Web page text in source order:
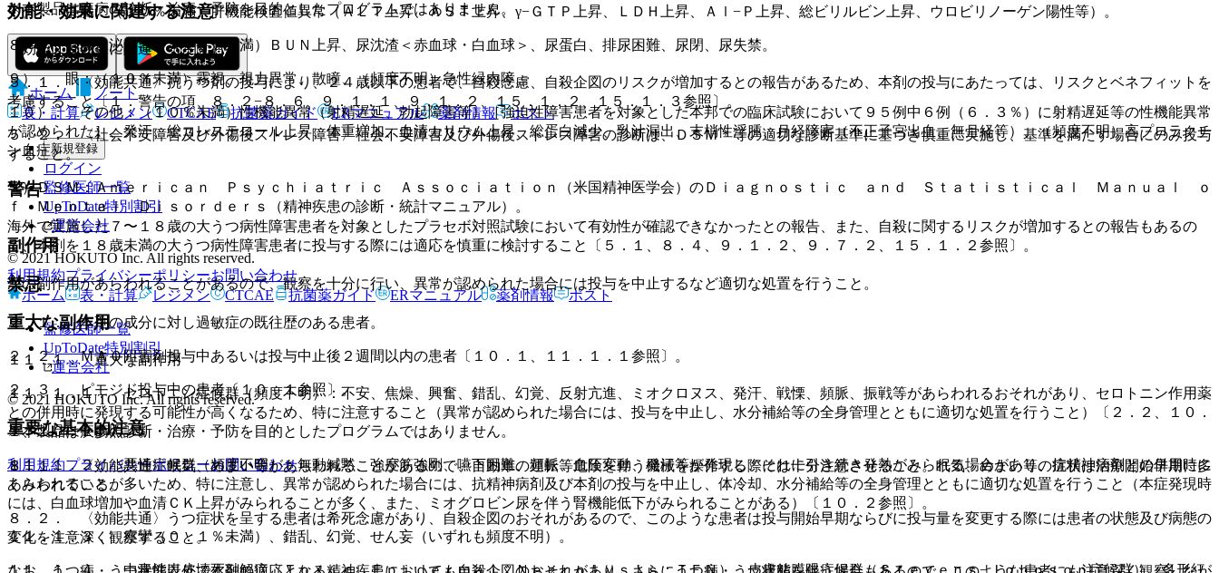
７）． 肝臓：（１０％未満）肝機能検査値異常（ＡＬＴ上昇、ＡＳＴ上昇、γ−ＧＴＰ上昇、ＬＤＨ上昇、Ａｌ−Ｐ上昇、総ビリルビン上昇、ウロビリノーゲン陽性等）。
８）． 腎臓・泌尿器：（１０％未満）ＢＵＮ上昇、尿沈渣＜赤血球・白血球＞、尿蛋白、排尿困難、尿閉、尿失禁。
９）． 眼：（１０％未満）霧視、視力異常、散瞳、（頻度不明）急性緑内障。
１０）． その他：（１０％未満）性機能異常（射精遅延、勃起障害等）［強迫性障害患者を対象とした本邦での臨床試験において９５例中６例（６．３％）に射精遅延等の性機能異常
が認められた］、発汗、総コレステロール上昇、体重増加、血清カリウム上昇、総蛋白減少、乳汁漏出、末梢性浮腫、月経障害（不正子宮出血、無月経等）、（頻度不明）高プロラクチ
ン血症。
警告
海外で実施した７〜１８歳の大うつ病性障害患者を対象としたプラセボ対照試験において有効性が確認できなかったとの報告、また、自殺に関するリスクが増加するとの報告もあるの
で、本剤を１８歳未満の大うつ病性障害患者に投与する際には適応を慎重に検討すること〔５．１、８．４、９．１．２、９．７．２、１５．１．２参照〕。
禁忌
２．１． 本剤の成分に対し過敏症の既往歴のある患者。
２．２． ＭＡＯ阻害剤投与中あるいは投与中止後２週間以内の患者〔１０．１、１１．１．１参照〕。
２．３． ピモジド投与中の患者〔１０．１参照〕。
重要な基本的注意
８．１． 〈効能共通〉眠気、めまい等があらわれることがあるので、自動車の運転等危険を伴う機械を操作する際には十分注意させること。眠気、めまい等の症状は治療開始早期に多
くみられている。
８．２． 〈効能共通〉うつ症状を呈する患者は希死念慮があり、自殺企図のおそれがあるので、このような患者は投与開始早期ならびに投与量を変更する際には患者の状態及び病態の
変化を注意深く観察すること。
効能・効果に関連する注意
（効能又は効果に関連する注意）
５．１． 〈効能共通〉抗うつ剤の投与により、２４歳以下の患者で、自殺念慮、自殺企図のリスクが増加するとの報告があるため、本剤の投与にあたっては、リスクとベネフィットを
考慮すること〔１．警告の項、８．２−８．６、９．１．１、９．１．２、１５．１．２、１５．１．３参照〕。
５．２． 〈社会不安障害及び外傷後ストレス障害〉社会不安障害及び外傷後ストレス障害の診断は、ＤＳＭ＊等の適切な診断基準に基づき慎重に実施し、基準を満たす場合にのみ投与
すること。
＊）ＤＳＭ：Ａｍｅｒｉｃａｎ Ｐｓｙｃｈｉａｔｒｉｃ Ａｓｓｏｃｉａｔｉｏｎ（米国精神医学会）のＤｉａｇｎｏｓｔｉｃ ａｎｄ Ｓｔａｔｉｓｔｉｃａｌ Ｍａｎｕａｌ ｏ
ｆ Ｍｅｎｔａｌ Ｄｉｓｏｒｄｅｒｓ（精神疾患の診断・統計マニュアル）。
副作用
次の副作用があらわれることがあるので、観察を十分に行い、異常が認められた場合には投与を中止するなど適切な処置を行うこと。
重大な副作用
１１．１． 重大な副作用
１１．１．１． セロトニン症候群（頻度不明）：不安、焦燥、興奮、錯乱、幻覚、反射亢進、ミオクロヌス、発汗、戦慄、頻脈、振戦等があらわれるおそれがあり、セロトニン作用薬
との併用時に発現する可能性が高くなるため、特に注意すること（異常が認められた場合には、投与を中止し、水分補給等の全身管理とともに適切な処置を行うこと）〔２．２、１０．
１、１０．２参照〕。
１１．１．２． 悪性症候群（頻度不明）：無動緘黙、強度筋強剛、嚥下困難、頻脈、血圧変動、発汗等が発現し、それに引き続き発熱がみられる場合があり、抗精神病剤との併用時に
あらわれることが多いため、特に注意し、異常が認められた場合には、抗精神病剤及び本剤の投与を中止し、体冷却、水分補給等の全身管理とともに適切な処置を行うこと（本症発現時
には、白血球増加や血清ＣＫ上昇がみられることが多く、また、ミオグロビン尿を伴う腎機能低下がみられることがある）〔１０．２参照〕。
１１．１．３． 痙攣（０．１％未満）、錯乱、幻覚、せん妄（いずれも頻度不明）。
※本製品は疾病の診断・治療・予防を目的としたプログラムではありません。
ホーム
ノート
表・計算
レジメン CTCAE 抗菌薬ガイド ERマニュアル 薬剤情報 ポスト
新規登録
ログイン
監修医師一覧
UpToDate特別割引
運営会社
© 2021 HOKUTO Inc. All rights reserved.
利用規約プライバシーポリシーお問い合わせ
ホーム
表・計算 レジメン CTCAE 抗菌薬ガイド ERマニュアル 薬剤情報 ポスト
監修医師一覧
UpToDate特別割引
運営会社
© 2021 HOKUTO Inc. All rights reserved.
※本製品は疾病の診断・治療・予防を目的としたプログラムではありません。
利用規約プライバシーポリシーお問い合わせ